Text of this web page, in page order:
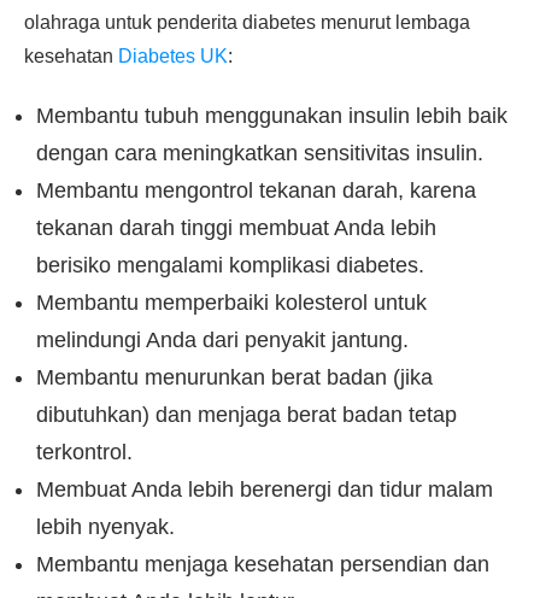
olahraga untuk penderita diabetes menurut lembaga
kesehatan Diabetes UK:
Membantu tubuh menggunakan insulin lebih baik
dengan cara meningkatkan sensitivitas insulin.
Membantu mengontrol tekanan darah, karena
tekanan darah tinggi membuat Anda lebih
berisiko mengalami komplikasi diabetes.
Membantu memperbaiki kolesterol untuk
melindungi Anda dari penyakit jantung.
Membantu menurunkan berat badan (jika
dibutuhkan) dan menjaga berat badan tetap
terkontrol.
Membuat Anda lebih berenergi dan tidur malam
lebih nyenyak.
Membantu menjaga kesehatan persendian dan